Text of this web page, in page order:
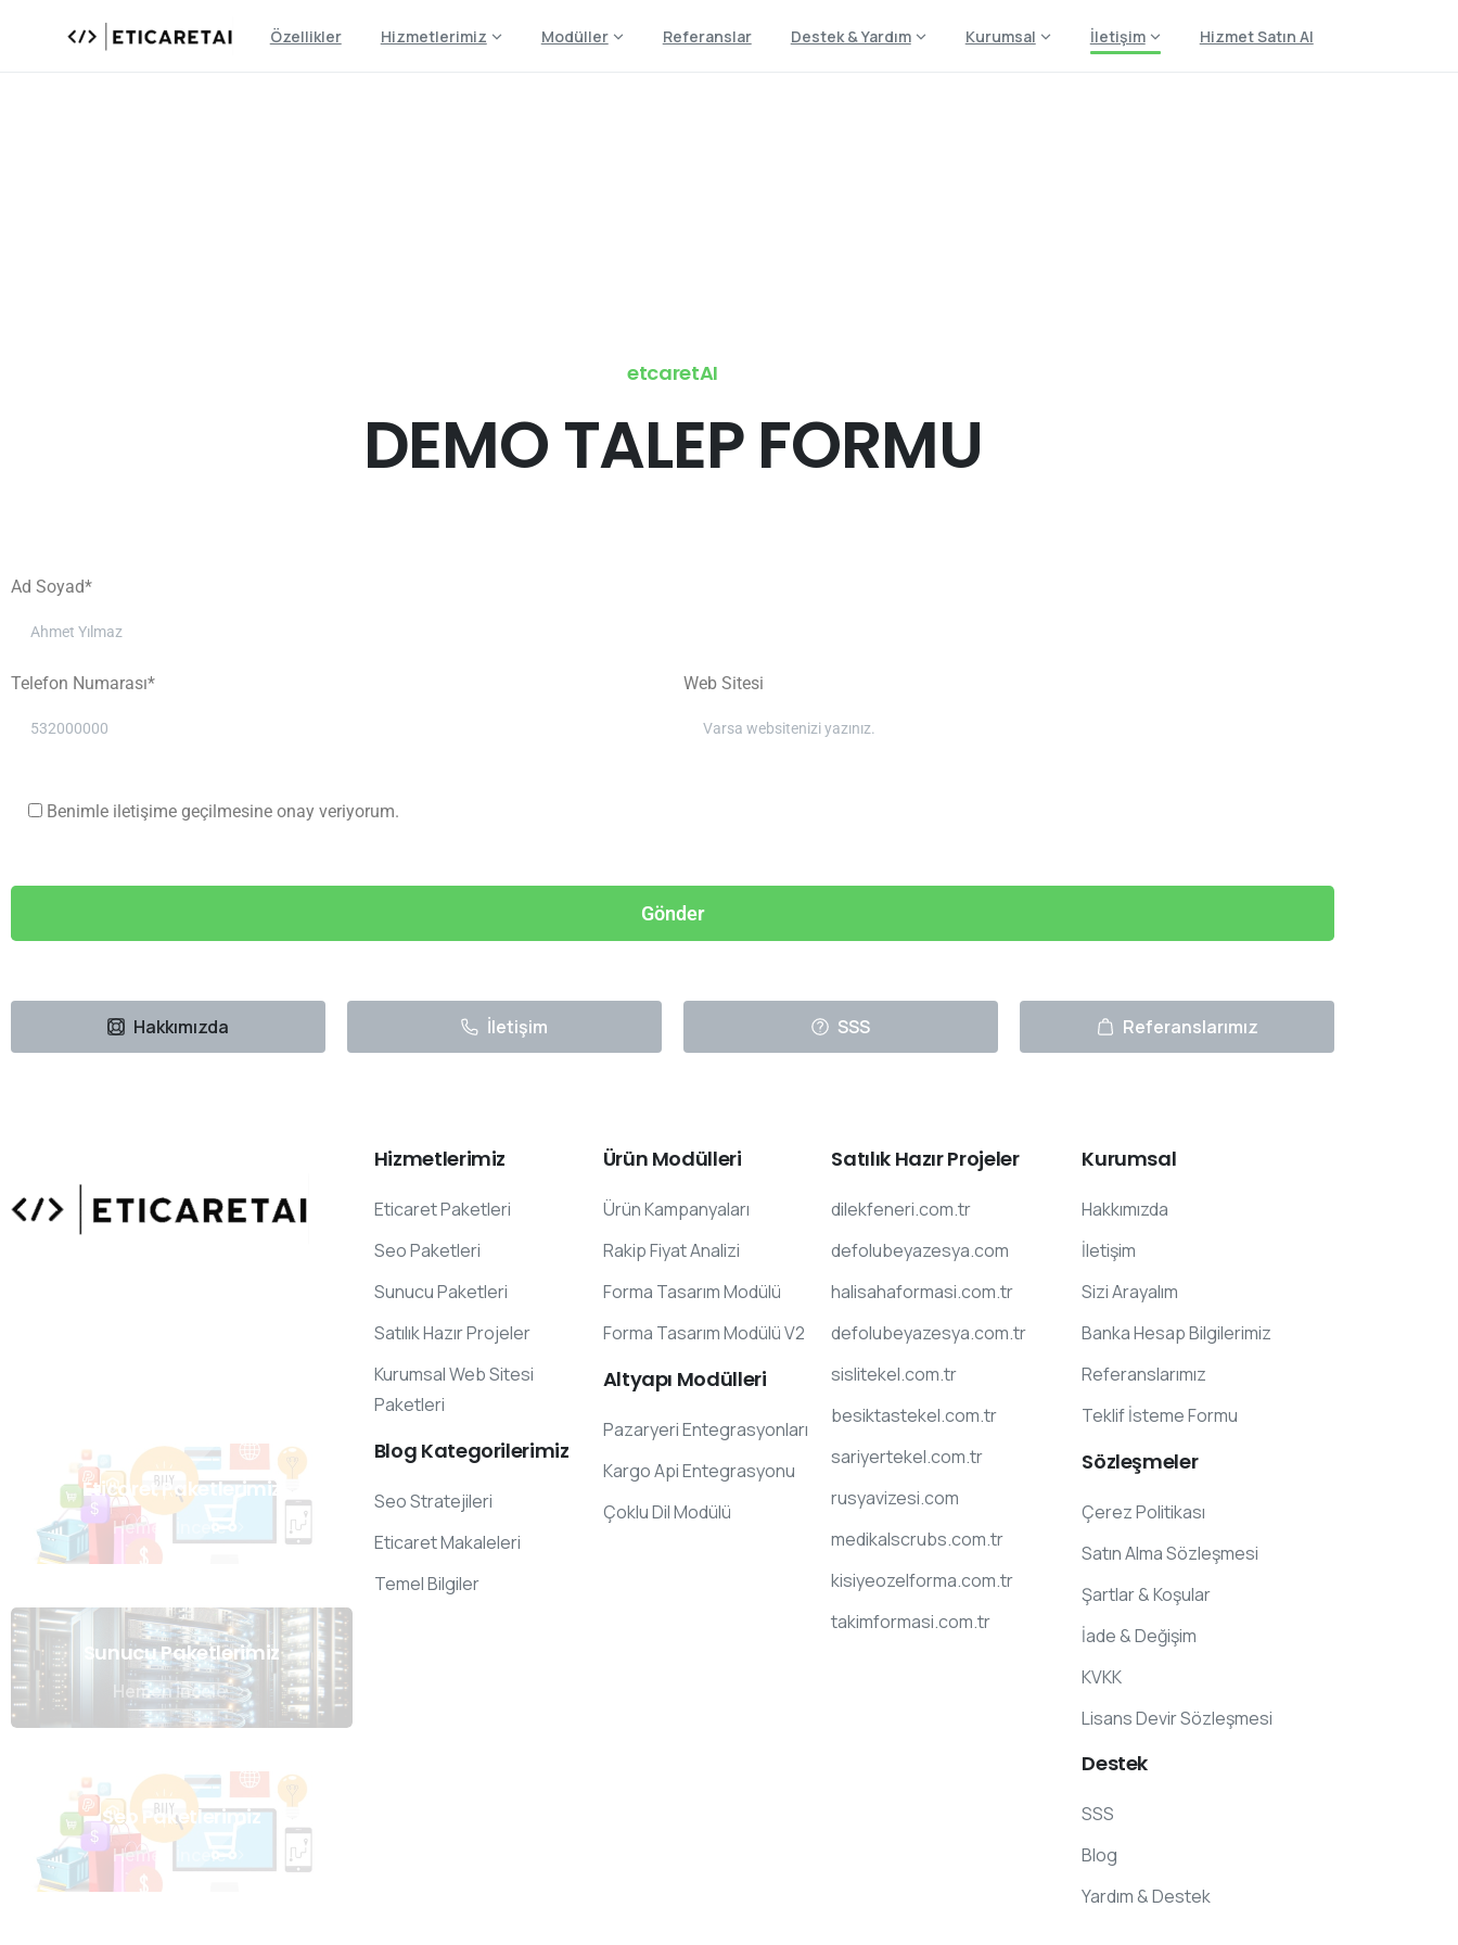
Özellikler Hizmetlerimiz Modüller Referanslar Destek & Yardım Kurumsal İletişim Hizmet Satın Al
etcaretAI
DEMOTALEP FORMU
Ad Soyad*
Telefon Numarası* Web Sitesi
Benimle iletişime geçilmesine onay veriyorum.
Hakkımızda İletişim SSS Referanslarımız
Eticaret Paketlerimiz
Hemen İncele
Sunucu Paketlerimiz
Hemen İncele
Seo Paketlerimiz
Hemen İncele
Hizmetlerimiz
Eticaret Paketleri
Seo Paketleri
Sunucu Paketleri
Satılık Hazır Projeler
Kurumsal Web Sitesi
Paketleri
Blog Kategorilerimiz
Seo Stratejileri
Eticaret Makaleleri
Temel Bilgiler
Ürün Modülleri
Ürün Kampanyaları
Rakip Fiyat Analizi
Forma Tasarım Modülü
Forma Tasarım Modülü V2
Altyapı Modülleri
Pazaryeri Entegrasyonları
Kargo Api Entegrasyonu
Çoklu Dil Modülü
Satılık HazırProjeler
dilekfeneri.com.tr
defolubeyazesya.com
halisahaformasi.com.tr
defolubeyazesya.com.tr
sislitekel.com.tr
besiktastekel.com.tr
sariyertekel.com.tr
rusyavizesi.com
medikalscrubs.com.tr
kisiyeozelforma.com.tr
takimformasi.com.tr
Kurumsal
Hakkımızda
İletişim
Sizi Arayalım
Banka Hesap Bilgilerimiz
Referanslarımız
Teklif İsteme Formu
Sözleşmeler
Çerez Politikası
Satın Alma Sözleşmesi
Şartlar & Koşular
İade & Değişim
KVKK
Lisans Devir Sözleşmesi
Destek
SSS
Blog
Yardım & Destek